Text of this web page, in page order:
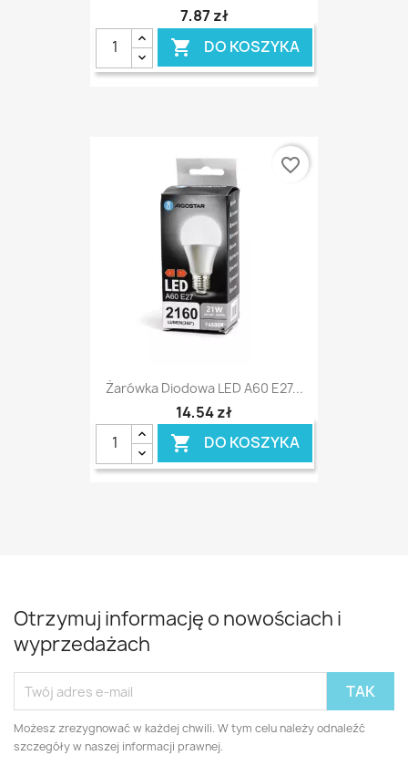
7,87 zł
 DO KOSZYKA
Żarówka Diodowa LED A60 E27...
14,54 zł
 DO KOSZYKA
favorite_border
Otrzymuj informację o nowościach i
wyprzedażach
Możesz zrezygnować w każdej chwili. W tym celu należy odnaleźć
szczegóły w naszej informacji prawnej.